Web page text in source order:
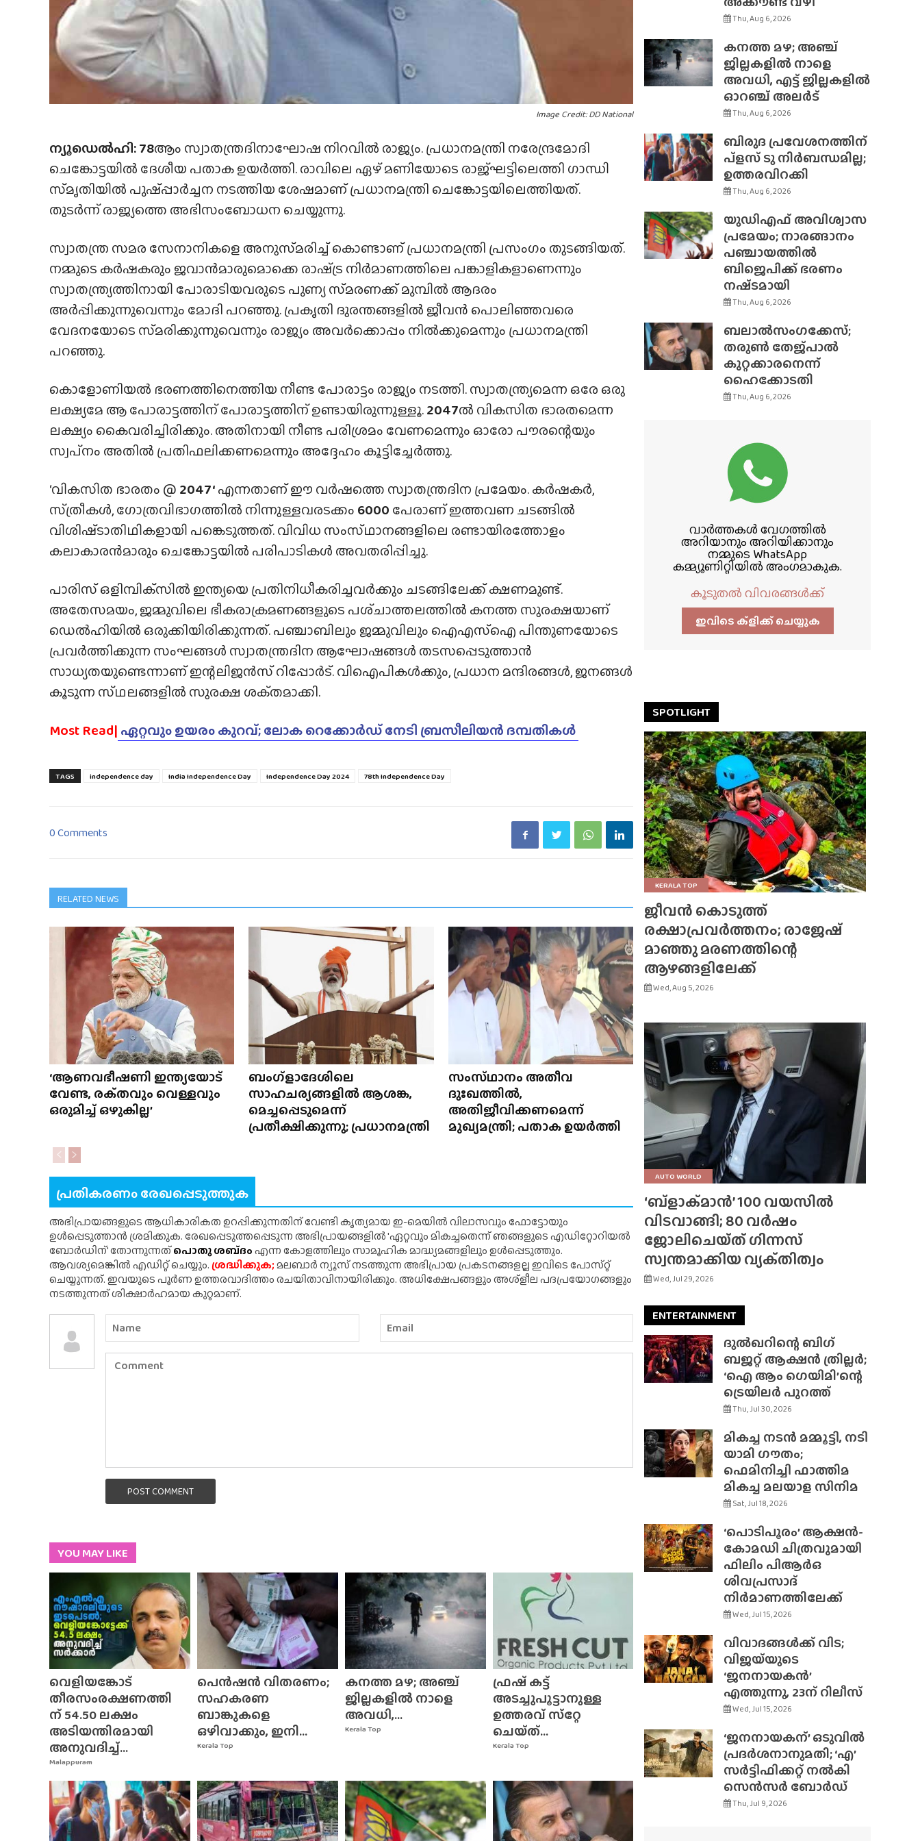
Image Credit: DD National
ന്യൂഡെൽഹി: 78ആം സ്വാതന്ത്രദിനാഘോഷ നിറവിൽ രാജ്യം. പ്രധാനമന്ത്രി നരേന്ദ്രമോദി
ചെങ്കോട്ടയിൽ ദേശീയ പതാക ഉയർത്തി. രാവിലെ ഏഴ് മണിയോടെ രാജ്‌ഘട്ടിലെത്തി ഗാന്ധി
സ്‌മൃതിയിൽ പുഷ്‌പ്പാർച്ചന നടത്തിയ ശേഷമാണ് പ്രധാനമന്ത്രി ചെങ്കോട്ടയിലെത്തിയത്.
തുടർന്ന് രാജ്യത്തെ അഭിസംബോധന ചെയ്യുന്നു.
സ്വാതന്ത്ര സമര സേനാനികളെ അനുസ്‌മരിച്ച് കൊണ്ടാണ് പ്രധാനമന്ത്രി പ്രസംഗം തുടങ്ങിയത്.
നമ്മുടെ കർഷകരും ജവാൻമാരുമൊക്കെ രാഷ്‌ട്ര നിർമാണത്തിലെ പങ്കാളികളാണെന്നും
സ്വാതന്ത്ര്യത്തിനായി പോരാടിയവരുടെ പുണ്യ സ്‌മരണക്ക് മുമ്പിൽ ആദരം
അർപ്പിക്കുന്നുവെന്നും മോദി പറഞ്ഞു. പ്രകൃതി ദുരന്തങ്ങളിൽ ജീവൻ പൊലിഞ്ഞവരെ
വേദനയോടെ സ്‌മരിക്കുന്നുവെന്നും രാജ്യം അവർക്കൊപ്പം നിൽക്കുമെന്നും പ്രധാനമന്ത്രി
പറഞ്ഞു.
കൊളോണിയൽ ഭരണത്തിനെത്തിയ നീണ്ട പോരാട്ടം രാജ്യം നടത്തി. സ്വാതന്ത്ര്യമെന്ന ഒരേ ഒരു
ലക്ഷ്യമേ ആ പോരാട്ടത്തിന് പോരാട്ടത്തിന് ഉണ്ടായിരുന്നുള്ളൂ.2047ൽ വികസിത ഭാരതമെന്ന
ലക്ഷ്യം കൈവരിച്ചിരിക്കും. അതിനായി നീണ്ട പരിശ്രമം വേണമെന്നും ഓരോ പൗരന്റെയും
സ്വപ്‌നം അതിൽ പ്രതിഫലിക്കണമെന്നും അദ്ദേഹം കൂട്ടിച്ചേർത്തു.
‘വികസിത ഭാരതം @ 2047‘എന്നതാണ് ഈ വർഷത്തെ സ്വാതന്ത്രദിന പ്രമേയം. കർഷകർ,
സ്‌ത്രീകൾ, ഗോത്രവിഭാഗത്തിൽ നിന്നുള്ളവരടക്കം 6000 പേരാണ് ഇത്തവണ ചടങ്ങിൽ
വിശിഷ്‌ടാതിഥികളായി പങ്കെടുത്തത്. വിവിധ സംസ്‌ഥാനങ്ങളിലെ രണ്ടായിരത്തോളം
കലാകാരൻമാരും ചെങ്കോട്ടയിൽ പരിപാടികൾ അവതരിപ്പിച്ചു.
പാരിസ് ഒളിമ്പിക്‌സിൽ ഇന്ത്യയെ പ്രതിനിധീകരിച്ചവർക്കും ചടങ്ങിലേക്ക് ക്ഷണമുണ്ട്.
അതേസമയം, ജമ്മുവിലെ ഭീകരാക്രമണങ്ങളുടെ പശ്‌ചാത്തലത്തിൽ കനത്ത സുരക്ഷയാണ്
ഡെൽഹിയിൽ ഒരുക്കിയിരിക്കുന്നത്. പഞ്ചാബിലും ജമ്മുവിലും ഐഎസ്‌ഐ പിന്തുണയോടെ
പ്രവർത്തിക്കുന്ന സംഘങ്ങൾ സ്വാതന്ത്രദിന ആഘോഷങ്ങൾ തടസപ്പെടുത്താൻ
സാധ്യതയുണ്ടെന്നാണ് ഇന്റലിജൻസ് റിപ്പോർട്. വിഐപികൾക്കും, പ്രധാന മന്ദിരങ്ങൾ, ജനങ്ങൾ
കൂടുന്ന സ്‌ഥലങ്ങളിൽ സുരക്ഷ ശക്‌തമാക്കി.
Most Read| ഏറ്റവും ഉയരം കുറവ്; ലോക റെക്കോർഡ് നേടി ബ്രസീലിയൻ ദമ്പതികൾ
TAGS independence day India Independence Day Independence Day 2024 78th Independence Day
0 Comments
RELATED NEWS
‘ആണവഭീഷണി ഇന്ത്യയോട്
വേണ്ട, രക്‌തവും വെള്ളവും
ഒരുമിച്ച് ഒഴുകില്ല’
ബംഗ്ളാദേശിലെ
സാഹചര്യങ്ങളിൽ ആശങ്ക,
മെച്ചപ്പെടുമെന്ന്
പ്രതീക്ഷിക്കുന്നു; പ്രധാനമന്ത്രി
സംസ്‌ഥാനം അതീവ
ദുഃഖത്തിൽ,
അതിജീവിക്കണമെന്ന്
മുഖ്യമന്ത്രി; പതാക ഉയർത്തി
പ്രതികരണം രേഖപ്പെടുത്തുക
അഭിപ്രായങ്ങളുടെ ആധികാരികത ഉറപ്പിക്കുന്നതിന് വേണ്ടി കൃത്യമായ ഇ-മെയിൽ വിലാസവും ഫോട്ടോയും
ഉൾപ്പെടുത്താൻ ശ്രമിക്കുക. രേഖപ്പെടുത്തപ്പെടുന്ന അഭിപ്രായങ്ങളിൽ 'ഏറ്റവും മികച്ചതെന്ന് ഞങ്ങളുടെ എഡിറ്റോറിയൽ
ബോർഡിന്' തോന്നുന്നത്പൊതു ശബ്‌ദംഎന്ന കോളത്തിലും സാമൂഹിക മാദ്ധ്യമങ്ങളിലും ഉൾപ്പെടുത്തും.
ആവശ്യമെങ്കിൽ എഡിറ്റ് ചെയ്യും.ശ്രദ്ധിക്കുക;മലബാർ ന്യൂസ് നടത്തുന്ന അഭിപ്രായ പ്രകടനങ്ങളല്ല ഇവിടെ പോസ്‌റ്റ്
ചെയ്യുന്നത്. ഇവയുടെ പൂർണ ഉത്തരവാദിത്തം രചയിതാവിനായിരിക്കും. അധിക്ഷേപങ്ങളും അശ്‌ളീല പദപ്രയോഗങ്ങളും
നടത്തുന്നത് ശിക്ഷാർഹമായ കുറ്റമാണ്.
POST COMMENT
YOU MAY LIKE
Malappuram
വെളിയങ്കോട്
തീരസംരക്ഷണത്തി
ന് 54.50 ലക്ഷം
അടിയന്തിരമായി
അനുവദിച്ച്...
Kerala Top
പെൻഷൻ വിതരണം;
സഹകരണ
ബാങ്കുകളെ
ഒഴിവാക്കും, ഇനി...
Kerala Top
കനത്ത മഴ; അഞ്ച്
ജില്ലകളിൽ നാളെ
അവധി,...
Kerala Top
ഫ്രഷ് കട്ട്
അടച്ചുപൂട്ടാനുള്ള
ഉത്തരവ് സ്‌റ്റേ
ചെയ്‌ത്‌...
Thu, Aug 6, 2026
കനത്ത മഴ; അഞ്ച്
ജില്ലകളിൽ നാളെ
അവധി, എട്ട് ജില്ലകളിൽ
ഓറഞ്ച് അലർട്
Thu, Aug 6, 2026
ബിരുദ പ്രവേശനത്തിന്
പ്ളസ് ടു നിർബന്ധമില്ല;
ഉത്തരവിറക്കി
Thu, Aug 6, 2026
യുഡിഎഫ് അവിശ്വാസ
പ്രമേയം; നാരങ്ങാനം
പഞ്ചായത്തിൽ
ബിജെപിക്ക് ഭരണം
നഷ്‌ടമായി
Thu, Aug 6, 2026
ബലാൽസംഗക്കേസ്;
തരുൺ തേജ്‌പാൽ
കുറ്റക്കാരനെന്ന്
ഹൈക്കോടതി
Thu, Aug 6, 2026
വാർത്തകൾ വേഗത്തിൽ
അറിയാനും അറിയിക്കാനും
നമ്മുടെ WhatsApp
കമ്മ്യൂണിറ്റിയിൽ അംഗമാകുക.
കൂടുതൽ വിവരങ്ങൾക്ക്
ഇവിടെ ക്ളിക്ക്‌ ചെയ്യുക
SPOTLIGHT
KERALA TOP
ജീവൻ കൊടുത്ത്
രക്ഷാപ്രവർത്തനം; രാജേഷ്
മാഞ്ഞു മരണത്തിന്റെ
ആഴങ്ങളിലേക്ക്
Wed, Aug 5, 2026
AUTO WORLD
‘ബ്‌ളാക്‌മാൻ’ 100 വയസിൽ
വിടവാങ്ങി; 80 വർഷം
ജോലിചെയ്‌ത്‌ ഗിന്നസ്
സ്വന്തമാക്കിയ വ്യക്‌തിത്വം
Wed, Jul 29, 2026
ENTERTAINMENT
ദുൽഖറിന്റെ ബിഗ്
ബജറ്റ് ആക്ഷൻ ത്രില്ലർ;
‘ഐ ആം ഗെയിമി’ന്റെ
ട്രെയിലർ പുറത്ത്
Thu, Jul 30, 2026
മികച്ച നടൻ മമ്മൂട്ടി, നടി
യാമി ഗൗതം;
ഫെമിനിച്ചി ഫാത്തിമ
മികച്ച മലയാള സിനിമ
Sat, Jul 18, 2026
‘പൊടിപൂരം’ ആക്ഷൻ-
കോമഡി ചിത്രവുമായി
ഫിലിം പിആർഒ
ശിവപ്രസാദ്
നിർമാണത്തിലേക്ക്
Wed, Jul 15, 2026
വിവാദങ്ങൾക്ക് വിട;
വിജയ്‌യുടെ
‘ജനനായകൻ’
എത്തുന്നു, 23ന് റിലീസ്
Wed, Jul 15, 2026
‘ജനനായകന്’ ഒടുവിൽ
പ്രദർശനാനുമതി; ‘എ’
സർട്ടിഫിക്കറ്റ് നൽകി
സെൻസർ ബോർഡ്
Thu, Jul 9, 2026